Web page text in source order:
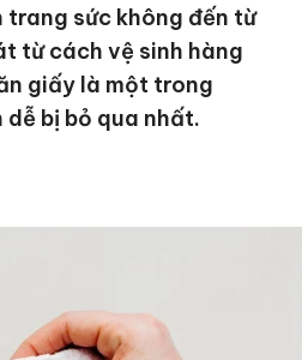
trang sức không đến từ
từ cách vệ sinh hàng
giấy là một trong
dễ bị bỏ qua nhất.